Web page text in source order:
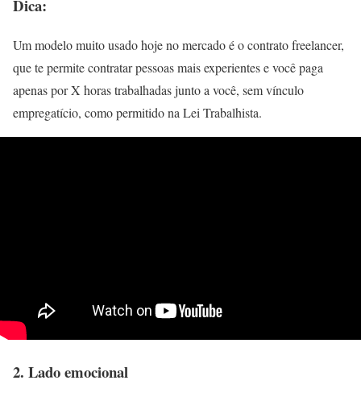
Dica:
Um modelo muito usado hoje no mercado é o contrato freelancer,
que te permite contratar pessoas mais experientes e você paga
apenas por X horas trabalhadas junto a você, sem vínculo
empregatício, como permitido na Lei Trabalhista.
2. Lado emocional